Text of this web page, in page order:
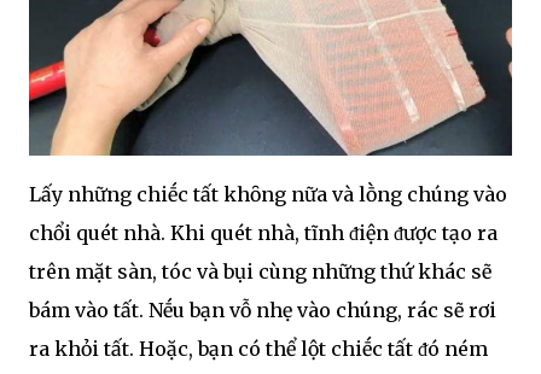
Lấy những chiḗc tất khȏng nữa và lṑng chúng vào
chổi quét nhà. Khi quét nhà, tĩnh ᵭiện ᵭược tạo ra
trên mặt sàn, tóc và bụi cùng những thứ khác sẽ
bám vào tất. Nḗu bạn vỗ nhẹ vào chúng, rác sẽ rơi
ra khỏi tất. Hoặc, bạn có thể lột chiḗc tất ᵭó ném